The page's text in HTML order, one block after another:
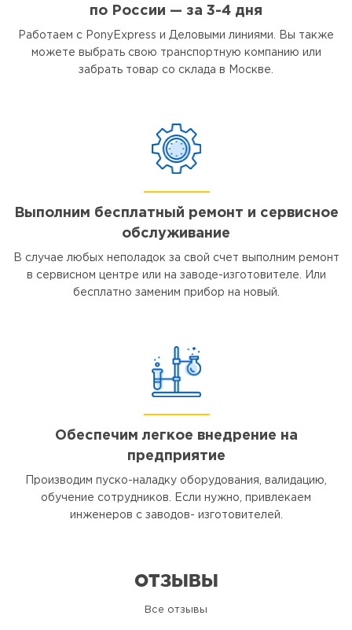
по России — за 3-4 дня
Работаем с PonyExpress и Деловыми линиями. Вы также
можете выбрать свою транспортную компанию или
забрать товар со склада в Москве.
Выполним бесплатный ремонт и сервисное
обслуживание
В случае любых неполадок за свой счет выполним ремонт
в сервисном центре или на заводе-изготовителе. Или
бесплатно заменим прибор на новый.
Обеспечим легкое внедрение на
предприятие
Производим пуско-наладку оборудования, валидацию,
обучение сотрудников. Если нужно, привлекаем
инженеров с заводов- изготовителей.
ОТЗЫВЫ
Все отзывы